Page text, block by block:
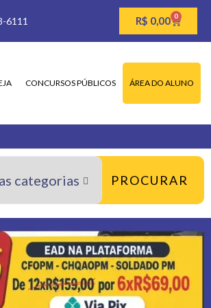
6111 R$ 0,00 0
CONCURSOS PÚBLICOS ÁREA DO ALUNO
PROCURAR